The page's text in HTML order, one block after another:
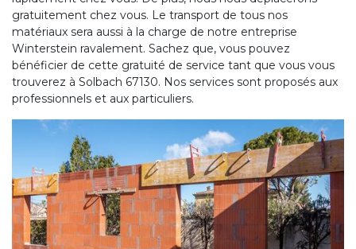
gratuitement chez vous. Le transport de tous nos
matériaux sera aussi à la charge de notre entreprise
Winterstein ravalement. Sachez que, vous pouvez
bénéficier de cette gratuité de service tant que vous vous
trouverez à Solbach 67130. Nos services sont proposés aux
professionnels et aux particuliers.